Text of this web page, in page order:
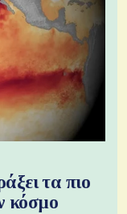
τα πιο
κόσμο